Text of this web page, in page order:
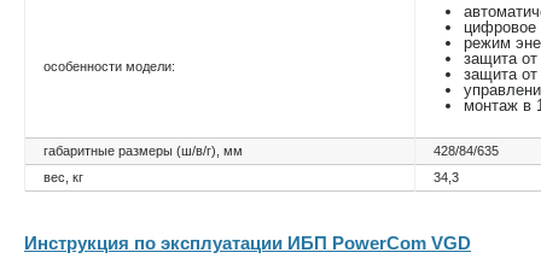
особенности модели:
цифровое
режим
защита от
защита от
монтаж в
габаритные размеры (ш/в/г), мм
428/84/635
вес, кг
34,3
Инструкция по эксплуатации ИБП PowerCom VGD